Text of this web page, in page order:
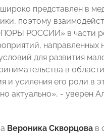
представлен в
поэтому
РОССИИ» в части
направленных
для развития
в области
и усиления его роли в
актуально», - уверен
Вероника Скворцова в